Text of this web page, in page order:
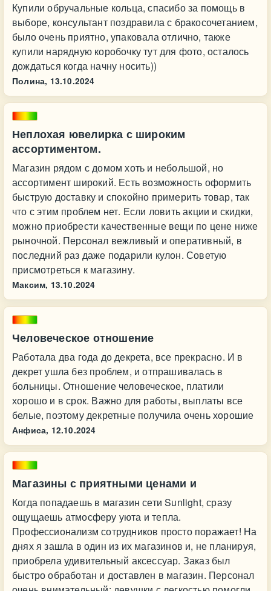
Купили обручальные кольца, спасибо за помощь в
выборе, консультант поздравила с бракосочетанием,
было очень приятно, упаковала отлично, также
купили нарядную коробочку тут для фото, осталось
дождаться когда начну носить))
Полина, 13.10.2024
Неплохая ювелирка с широким
ассортиментом.
Магазин рядом с домом хоть и небольшой, но
ассортимент широкий. Есть возможность оформить
быструю доставку и спокойно примерить товар, так
что с этим проблем нет. Если ловить акции и скидки,
можно приобрести качественные вещи по цене ниже
рыночной. Персонал вежливый и оперативный, в
последний раз даже подарили кулон. Советую
присмотреться к магазину.
Максим, 13.10.2024
Человеческое отношение
Работала два года до декрета, все прекрасно. И в
декрет ушла без проблем, и отпрашивалась в
больницы. Отношение человеческое, платили
хорошо и в срок. Важно для работы, выплаты все
белые, поэтому декретные получила очень хорошие
Анфиса, 12.10.2024
Магазины с приятными ценами и
Когда попадаешь в магазин сети Sunlight, сразу
ощущаешь атмосферу уюта и тепла.
Профессионализм сотрудников просто поражает! На
днях я зашла в один из их магазинов и, не планируя,
приобрела удивительный аксессуар. Заказ был
быстро обработан и доставлен в магазин. Персонал